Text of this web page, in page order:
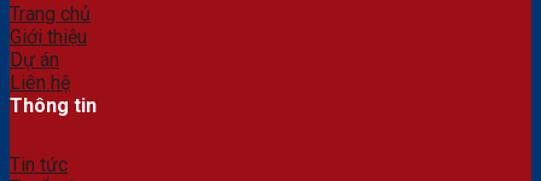
Trang chủ
Giới thiệu
Dự án
Liên hệ
Thông tin
Tin tức